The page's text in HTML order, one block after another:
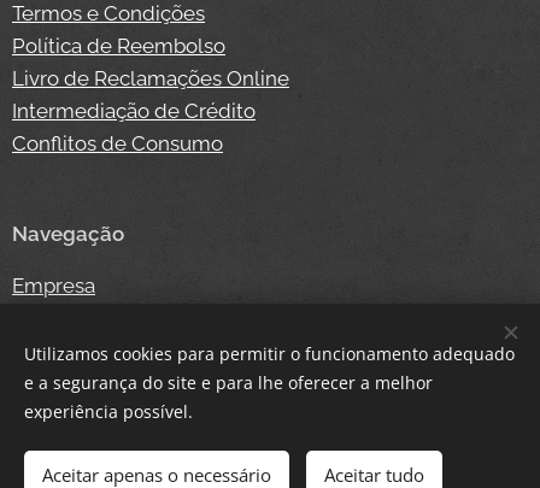
Termos e Condições
Política de Reembolso
Livro de Reclamações Online
Intermediação de Crédito
Conflitos de Consumo
Navegação
Empresa
Notícias
Contacto
Loja Online
Login
Utilizamos cookies para permitir o funcionamento adequado
e a segurança do site e para lhe oferecer a melhor
experiência possível.
Aceitar apenas o necessário Aceitar tudo